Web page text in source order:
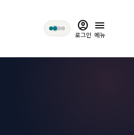
account_circle
로그인
menu
메뉴